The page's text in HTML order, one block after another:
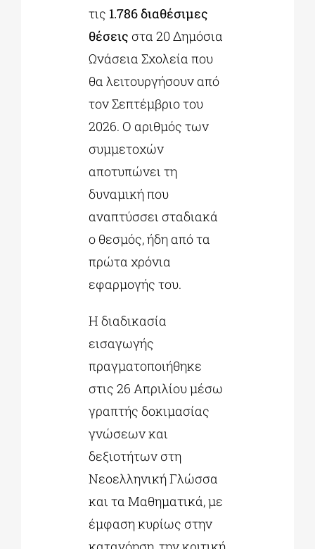
τις 1.786 διαθέσιμες
θέσεις στα 20 Δημόσια
Ωνάσεια Σχολεία που
θα λειτουργήσουν από
τον Σεπτέμβριο του
2026. Ο αριθμός των
συμμετοχών
αποτυπώνει τη
δυναμική που
αναπτύσσει σταδιακά
ο θεσμός, ήδη από τα
πρώτα χρόνια
εφαρμογής του.
Η διαδικασία
εισαγωγής
πραγματοποιήθηκε
στις 26 Απριλίου μέσω
γραπτής δοκιμασίας
γνώσεων και
δεξιοτήτων στη
Νεοελληνική Γλώσσα
και τα Μαθηματικά, με
έμφαση κυρίως στην